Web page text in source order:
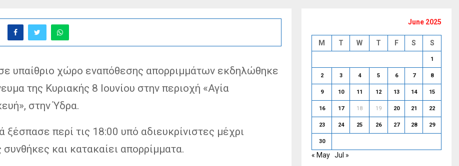
υπαίθριο χώρο εναπόθεσης απορριμμάτων εκδηλώθηκε
της Κυριακής 8 Ιουνίου στην περιοχή «Αγία
στην Ύδρα.
ξέσπασε περί τις 18:00 υπό αδιευκρίνιστες μέχρι
συνθήκες και κατακαίει απορρίμματα.
June 2025
M T W T F S S
1
2 3 4 5 6 7 8
9 10 11 12 13 14 15
16 17 18 19 20 21 22
23 24 25 26 27 28 29
30
« May Jul »